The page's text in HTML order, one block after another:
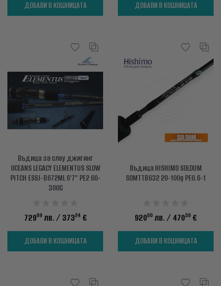
ДОБАВИ В КОШНИЦАТА ДОБАВИ В КОШНИЦАТА
Въдица за слоу джигинг
OCEANS LEGACY ELEMENTUS SLOW
PITCH ESSJ-B672ML 6'7" PE2 60-
300G
72999 лв. / 37324 €
ДОБАВИ В КОШНИЦАТА
Въдица HISHIMO SOLDUM
SOMTTB632 20-100g PE0.6-1
92000 лв. / 47039 €
ДОБАВИ В КОШНИЦАТА